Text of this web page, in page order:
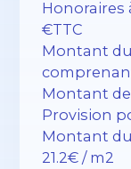
Honoraires
€TTC
Montant du
Montant
Provision
Montant
21.2€ / m2